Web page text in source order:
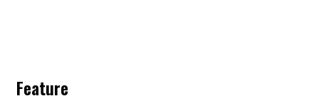
Feature